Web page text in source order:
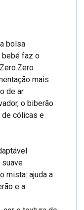
bolsa
bebé faz o
mais
de ar
o biberão
de cólicas e
suave
mista: ajuda a
e a